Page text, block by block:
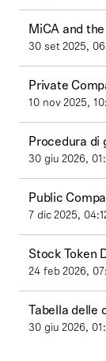
MiCA and
30 set 2025,
Private
10 nov 2025,
Procedura di
30 giu 2026,
Public
7 dic 2025,
Stock Token
24 feb 2026,
Tabella delle
30 giu 2026,